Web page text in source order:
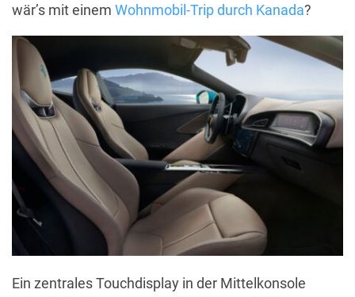
wär’s mit einem Wohnmobil-Trip durch Kanada?
Ein zentrales Touchdisplay in der Mittelkonsole